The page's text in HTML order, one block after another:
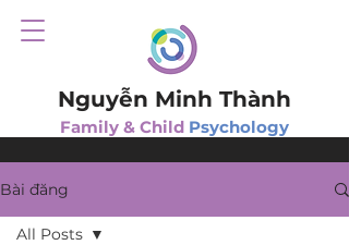
Nguyễn Minh Thành
Family & Child Psychology
Bài đăng
All Posts